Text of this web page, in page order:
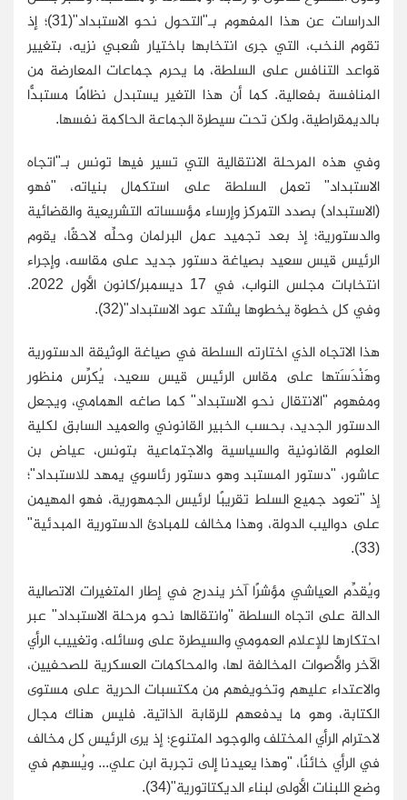
الدراسات عن هذا المفهوم بـ"التحول نحو الاستبداد"(31)؛ إذ
تقوم النخب، التي جرى انتخابها باختيار شعبي نزيه، بتغيير
قواعد التنافس على السلطة، ما يحرم جماعات المعارضة من
المنافسة بفعالية. كما أن هذا التغير يستبدل نظامًا مستبدًّا
بالديمقراطية، ولكن تحت سيطرة الجماعة الحاكمة نفسها.
وفي هذه المرحلة الانتقالية التي تسير فيها تونس بـ"اتجاه
الاستبداد" تعمل السلطة على استكمال بنياته، "فهو
(الاستبداد) بصدد التمركز وإرساء مؤسساته التشريعية والقضائية
والدستورية؛ إذ بعد تجميد عمل البرلمان وحلِّه لاحقًا، يقوم
الرئيس قيس سعيد بصياغة دستور جديد على مقاسه، وإجراء
انتخابات مجلس النواب، في 17 ديسمبر/كانون الأول 2022.
وفي كل خطوة يخطوها يشتد عود الاستبداد"(32).
هذا الاتجاه الذي اختارته السلطة في صياغة الوثيقة الدستورية
وهَنْدَسَتها على مقاس الرئيس قيس سعيد، يُكرِّس منظور
ومفهوم "الانتقال نحو الاستبداد" كما صاغه الهمامي، ويجعل
الدستور الجديد، بحسب الخبير القانوني والعميد السابق لكلية
العلوم القانونية والسياسية والاجتماعية بتونس، عياض بن
عاشور، "دستور المستبد وهو دستور رئاسوي يمهد للاستبداد"؛
إذ "تعود جميع السلط تقريبًا لرئيس الجمهورية، فهو المهيمن
على دواليب الدولة، وهذا مخالف للمبادئ الدستورية المبدئية"
(33).
ويُقدِّم العياشي مؤشرًا آخر يندرج في إطار المتغيرات الاتصالية
الدالة على اتجاه السلطة "وانتقالها نحو مرحلة الاستبداد" عبر
احتكارها للإعلام العمومي والسيطرة على وسائله، وتغييب الرأي
الآخر والأصوات المخالفة لها، والمحاكمات العسكرية للصحفيين،
والاعتداء عليهم وتخويفهم من مكتسبات الحرية على مستوى
الكتابة، وهو ما يدفعهم للرقابة الذاتية. فليس هناك مجال
لاحترام الرأي المختلف والوجود المتنوع؛ إذ يرى الرئيس كل مخالف
في الرأي خائنًا، "وهذا يعيدنا إلى تجربة ابن علي... ويُسهِم في
وضع اللبنات الأولى لبناء الديكتاتورية"(34).